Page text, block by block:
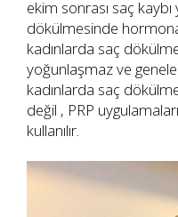
ekim sonrası saç
dökülmesinde
kadınlarda saç
yoğunlaşmaz ve genele
kadınlarda saç
değil , PRP
kullanılır.